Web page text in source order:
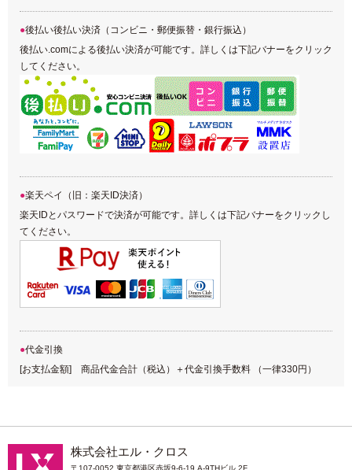
後払い後払い決済（コンビニ・郵便振替・銀行振込）
後払い.comによる後払い決済が可能です。詳しくは下記バナーをクリック
してください。
楽天ペイ（旧：楽天ID決済）
楽天IDとパスワードで決済が可能です。詳しくは下記バナーをクリックし
てください。
代金引換
[お支払金額] 商品代金合計（税込）＋代金引換手数料 （一律330円）
株式会社エル・クロス